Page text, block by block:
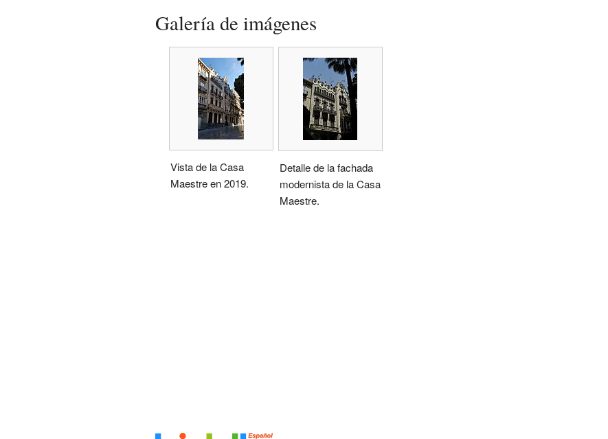
Galería de imágenes
Vista de la Casa
Maestre en 2019.
Detalle de la fachada
modernista de la Casa
Maestre.